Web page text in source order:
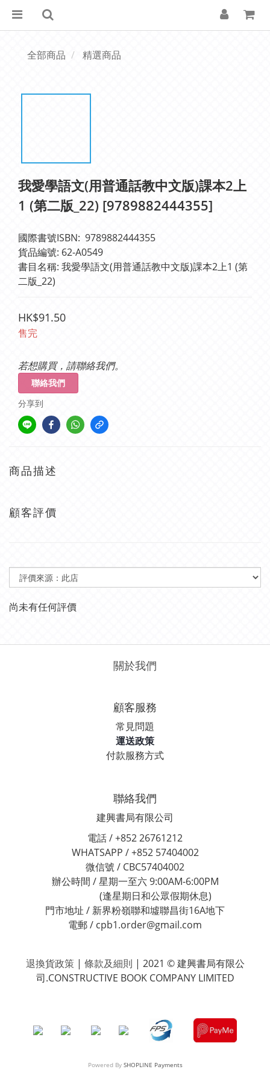
全部商品 精選商品
我愛學語文(用普通話教中文版)課本2上
1 (第二版_22) [9789882444355]
國際書號ISBN:  9789882444355
貨品編號: 62-A0549
書目名稱: 我愛學語文(用普通話教中文版)課本2上1 (第
二版_22)
HK$91.50
售完
若想購買，請聯絡我們。
聯絡我們
分享到
商品描述
顧客評價
尚未有任何評價
關於我們
顧客服務
常見問題
運送政策
付款服務方式
聯絡我們
建興書局有限公司
電話 / +852 26761212
WHATSAPP / +852 57404002
微信號 / CBC57404002
辦公時間 / 星期一至六 9:00AM-6:00PM
(逢星期日和公眾假期休息)
門市地址 / 新界粉嶺聯和墟聯昌街16A地下
電郵 / cpb1.order@gmail.com
退換貨政策| 條款及細則 | 2021 © 建興書局有限公
司.CONSTRUCTIVE BOOK COMPANY LIMITED
Powered By SHOPLINE Payments